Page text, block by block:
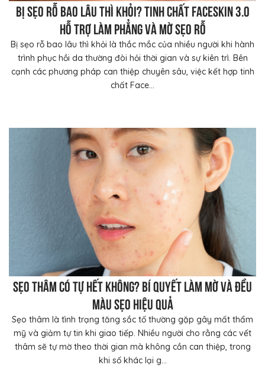
Bị sẹo rỗ bao lâu thì khỏi? Tinh chất FaceSkin 3.0
hỗ trợ làm phẳng và mờ sẹo rỗ
Bị sẹo rỗ bao lâu thì khỏi là thắc mắc của nhiều người khi hành
trình phục hồi da thường đòi hỏi thời gian và sự kiên trì. Bên
cạnh các phương pháp can thiệp chuyên sâu, việc kết hợp tinh
chất Face...
Sẹo thâm có tự hết không? Bí quyết làm mờ và đều
màu sẹo hiệu quả
Sẹo thâm là tình trạng tăng sắc tố thường gặp gây mất thẩm
mỹ và giảm tự tin khi giao tiếp. Nhiều người cho rằng các vết
thâm sẽ tự mờ theo thời gian mà không cần can thiệp, trong
khi số khác lại g...